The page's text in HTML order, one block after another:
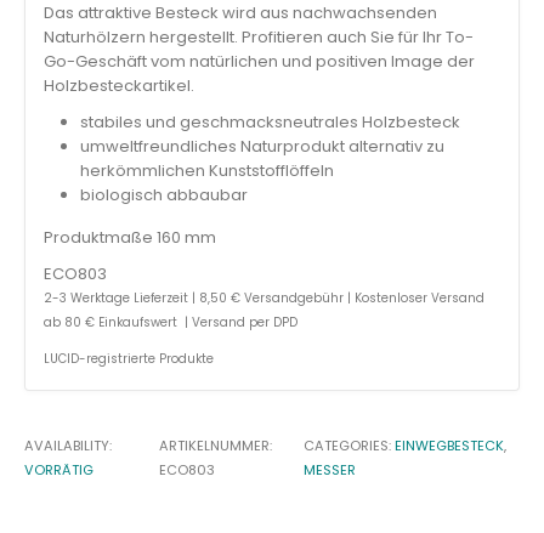
Das attraktive Besteck wird aus nachwachsenden
Naturhölzern hergestellt. Profitieren auch Sie für Ihr To-
Go-Geschäft vom natürlichen und positiven Image der
Holzbesteckartikel.
stabiles und geschmacksneutrales Holzbesteck
umweltfreundliches Naturprodukt alternativ zu
herkömmlichen Kunststofflöffeln
biologisch abbaubar
Produktmaße 160 mm
ECO803
2-3 Werktage Lieferzeit | 8,50 € Versandgebühr | Kostenloser Versand
ab 80 € Einkaufswert | Versand per DPD
LUCID-registrierte Produkte
AVAILABILITY:
VORRÄTIG
ARTIKELNUMMER:
ECO803
CATEGORIES:EINWEGBESTECK,
MESSER